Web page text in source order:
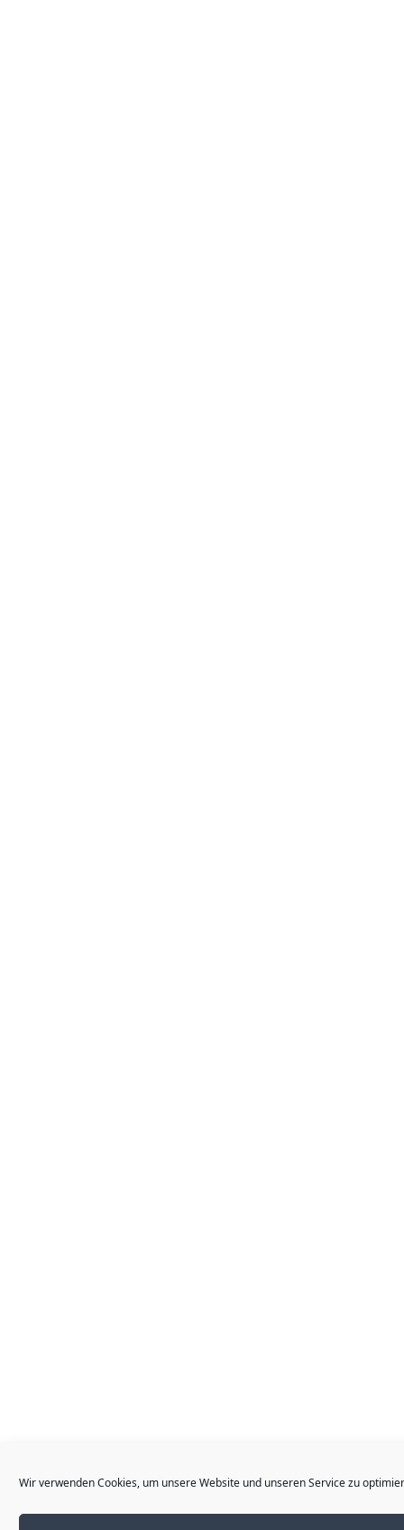
Wir verwenden Cookies, um unsere Website und unseren Service zu